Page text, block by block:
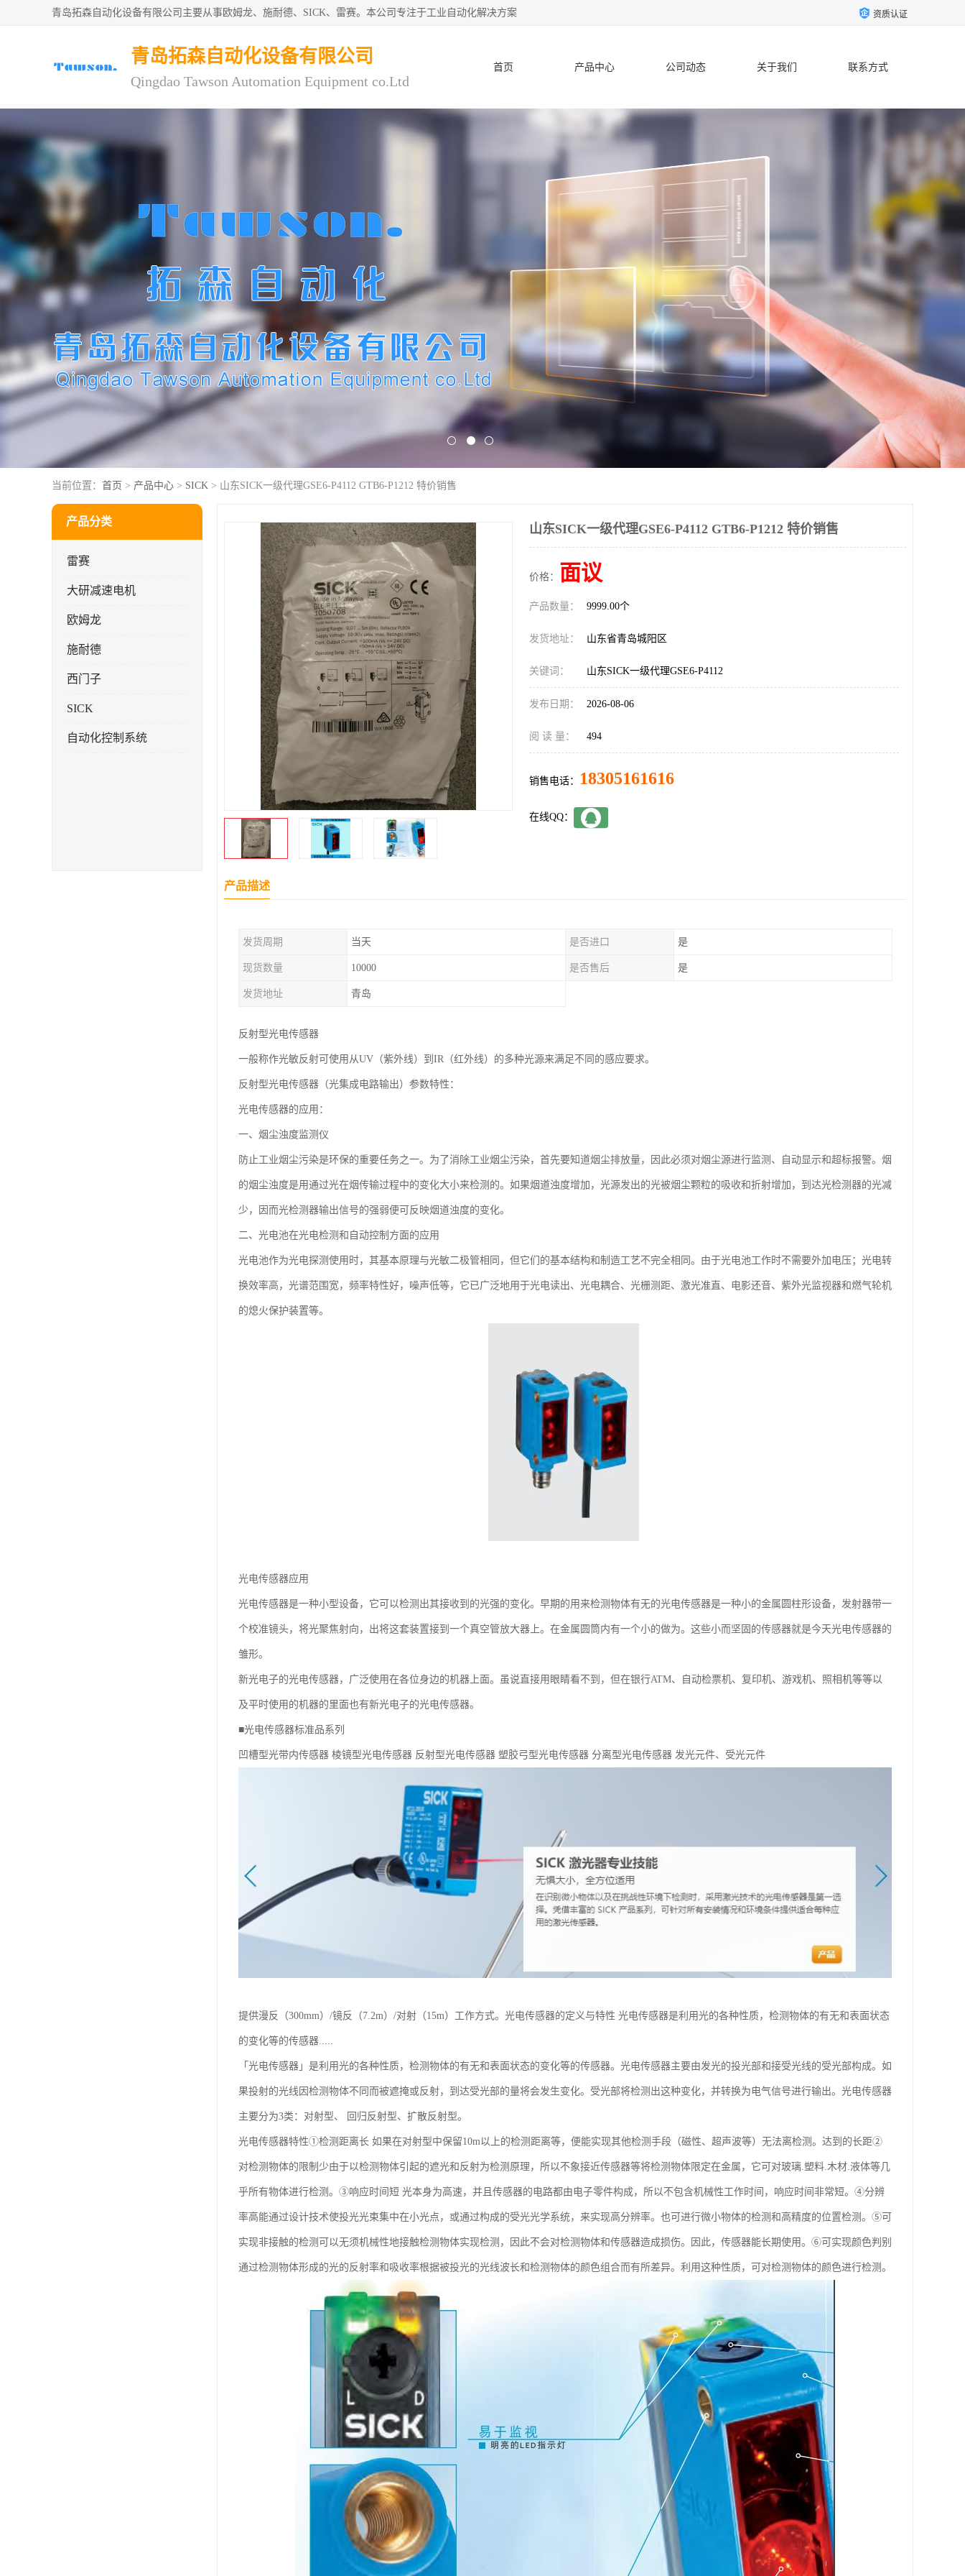
青岛拓森自动化设备有限公司主要从事欧姆龙、施耐德、SICK、雷赛。本公司专注于工业自动化解决方案 资质认证
青岛拓森自动化设备有限公司
Qingdao Tawson Automation Equipment co.Ltd
首页 产品中心 公司动态 关于我们 联系方式
当前位置： 首页 > 产品中心 > SICK > 山东SICK一级代理GSE6-P4112 GTB6-P1212 特价销售
产品分类
雷赛
大研减速电机
欧姆龙
施耐德
西门子
SICK
自动化控制系统
山东SICK一级代理GSE6-P4112 GTB6-P1212 特价销售
价格： 面议
产品数量： 9999.00个
发货地址： 山东省青岛城阳区
关键词： 山东SICK一级代理GSE6-P4112
发布日期： 2026-08-06
阅 读 量： 494
销售电话： 18305161616
在线QQ：
产品描述
发货周期 当天 是否进口 是
现货数量 10000 是否售后 是
发货地址 青岛
反射型光电传感器
一般称作光敏反射可使用从UV（紫外线）到IR（红外线）的多种光源来满足不同的感应要求。
反射型光电传感器（光集成电路输出）参数特性：
光电传感器的应用：
一、烟尘浊度监测仪
防止工业烟尘污染是环保的重要任务之一。为了消除工业烟尘污染，首先要知道烟尘排放量，因此必须对烟尘源进行监测、自动显示和超标报警。烟
的烟尘浊度是用通过光在烟传输过程中的变化大小来检测的。如果烟道浊度增加，光源发出的光被烟尘颗粒的吸收和折射增加，到达光检测器的光减
少，因而光检测器输出信号的强弱便可反映烟道浊度的变化。
二、光电池在光电检测和自动控制方面的应用
光电池作为光电探测使用时，其基本原理与光敏二极管相同，但它们的基本结构和制造工艺不完全相同。由于光电池工作时不需要外加电压；光电转
换效率高，光谱范围宽，频率特性好，噪声低等，它已广泛地用于光电读出、光电耦合、光栅测距、激光准直、电影还音、紫外光监视器和燃气轮机
的熄火保护装置等。
光电传感器应用
光电传感器是一种小型设备，它可以检测出其接收到的光强的变化。早期的用来检测物体有无的光电传感器是一种小的金属圆柱形设备，发射器带一
个校准镜头，将光聚焦射向，出将这套装置接到一个真空管放大器上。在金属圆筒内有一个小的做为。这些小而坚固的传感器就是今天光电传感器的
雏形。
新光电子的光电传感器，广泛使用在各位身边的机器上面。虽说直接用眼睛看不到，但在银行ATM、自动检票机、复印机、游戏机、照相机等等以
及平时使用的机器的里面也有新光电子的光电传感器。
■光电传感器标准品系列
凹槽型光带内传感器 棱镜型光电传感器 反射型光电传感器 塑胶弓型光电传感器 分离型光电传感器 发光元件、受光元件
提供漫反（300mm）/镜反（7.2m）/对射（15m）工作方式。光电传感器的定义与特性 光电传感器是利用光的各种性质，检测物体的有无和表面状态
的变化等的传感器.....
「光电传感器」是利用光的各种性质，检测物体的有无和表面状态的变化等的传感器。光电传感器主要由发光的投光部和接受光线的受光部构成。如
果投射的光线因检测物体不同而被遮掩或反射，到达受光部的量将会发生变化。受光部将检测出这种变化，并转换为电气信号进行输出。光电传感器
主要分为3类：对射型、 回归反射型、扩散反射型。
光电传感器特性①检测距离长 如果在对射型中保留10m以上的检测距离等，便能实现其他检测手段（磁性、超声波等）无法离检测。达到的长距②
对检测物体的限制少由于以检测物体引起的遮光和反射为检测原理，所以不象接近传感器等将检测物体限定在金属，它可对玻璃.塑料.木材.液体等几
乎所有物体进行检测。③响应时间短 光本身为高速，并且传感器的电路都由电子零件构成，所以不包含机械性工作时间，响应时间非常短。④分辨
率高能通过设计技术使投光光束集中在小光点，或通过构成的受光光学系统，来实现高分辨率。也可进行微小物体的检测和高精度的位置检测。⑤可
实现非接触的检测可以无须机械性地接触检测物体实现检测，因此不会对检测物体和传感器造成损伤。因此，传感器能长期使用。⑥可实现颜色判别
通过检测物体形成的光的反射率和吸收率根据被投光的光线波长和检测物体的颜色组合而有所差异。利用这种性质，可对检测物体的颜色进行检测。